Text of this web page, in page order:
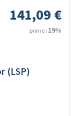
141,09 €
prime : 19%
(LSP)